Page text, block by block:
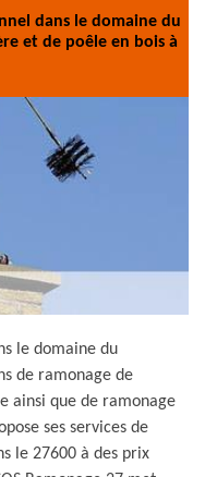
dans le domaine du
et de poêle en bois à
le domaine du
de ramonage de
ainsi que de ramonage
ses services de
le 27600 à des prix